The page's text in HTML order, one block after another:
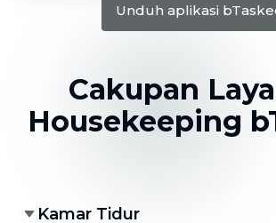
Unduh aplikasi
Cakupan
Housekeeping
Kamar Tidur